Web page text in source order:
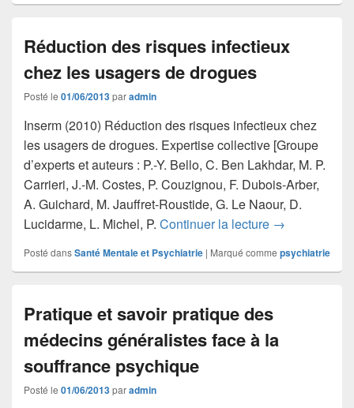
Réduction des risques infectieux
chez les usagers de drogues
Posté le 01/06/2013paradmin
Inserm (2010) Réduction des risques infectieux chez
les usagers de drogues. Expertise collective [Groupe
d’experts et auteurs : P.-Y. Bello, C. Ben Lakhdar, M. P.
Carrieri, J.-M. Costes, P. Couzignou, F. Dubois-Arber,
A. Guichard, M. Jauffret-Roustide, G. Le Naour, D.
Lucidarme, L. Michel, P. Continuer la lecture Réduction
→
Posté dansSanté Mentale et Psychiatrie | Marqué comme psychiatrie
Pratique et savoir pratique des
médecins généralistes face à la
souffrance psychique
Posté le 01/06/2013paradmin